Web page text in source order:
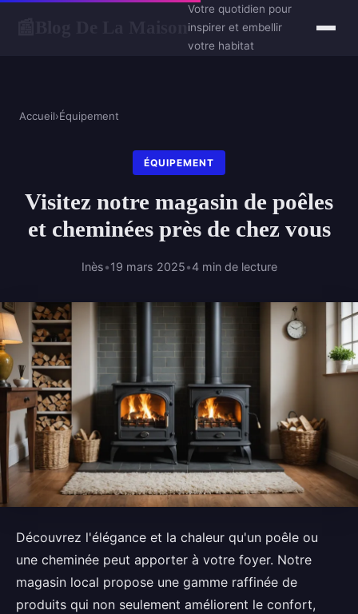
Votre quotidien pour
inspirer et embellir
votre habitat
Accueil›Équipement
ÉQUIPEMENT
Visitez notre magasin de poêles
et cheminées près de chez vous
Inès•19 mars 2025•4 min de lecture
Découvrez l'élégance et la chaleur qu'un poêle ou
une cheminée peut apporter à votre foyer. Notre
magasin local propose une gamme raffinée de
produits qui non seulement améliorent le confort,